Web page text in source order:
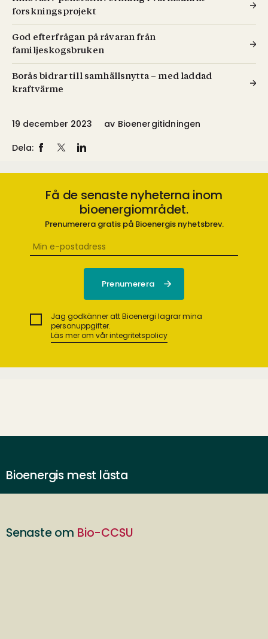
forskningsprojekt
God efterfrågan på råvaran från
familjeskogsbruken
Borås bidrar till samhällsnytta – med laddad
kraftvärme
19 december 2023 av Bioenergitidningen
Dela:
Få de senaste nyheterna inom
bioenergiområdet.
Prenumerera gratis på Bioenergis nyhetsbrev.
Jag godkänner att Bioenergi lagrar mina
personuppgifter.
Läs mer om vår integritetspolicy
Bioenergis mest lästa
Senaste om Bio-CCSU